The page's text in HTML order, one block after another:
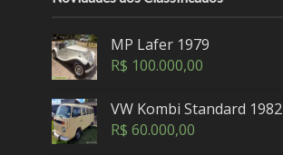
MP Lafer 1979
R$ 100.000,00
VW Kombi Standard 1982
R$ 60.000,00